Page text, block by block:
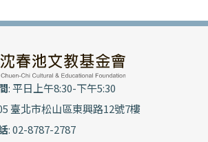
: 平日上午8:30-下午5:30
臺北市松山區東興路12號7樓
: 02-8787-2787